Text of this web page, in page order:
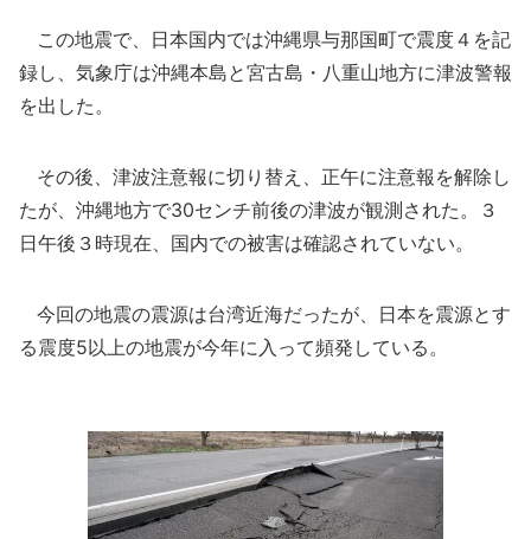
この地震で、日本国内では沖縄県与那国町で震度４を記
録し、気象庁は沖縄本島と宮古島・八重山地方に津波警報
を出した。
その後、津波注意報に切り替え、正午に注意報を解除し
たが、沖縄地方で30センチ前後の津波が観測された。３
日午後３時現在、国内での被害は確認されていない。
今回の地震の震源は台湾近海だったが、日本を震源とす
る震度5以上の地震が今年に入って頻発している。